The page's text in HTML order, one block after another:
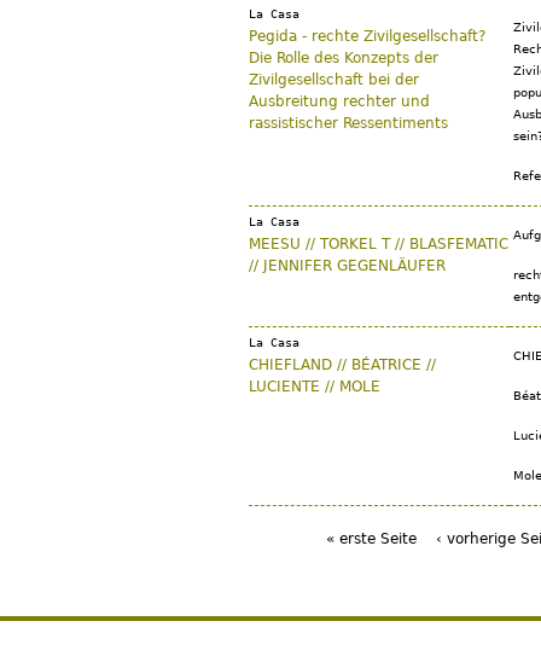
La Casa
Pegida - rechte Zivilgesellschaft?
Die Rolle des Konzepts der
Zivilgesellschaft bei der
Ausbreitung rechter und
rassistischer Ressentiments
La Casa
MEESU // TORKEL T // BLASFEMATIC
// JENNIFER GEGENLÄUFER
La Casa
CHIEFLAND // BÉATRICE //
LUCIENTE // MOLE
« erste Seite ‹ vorherige